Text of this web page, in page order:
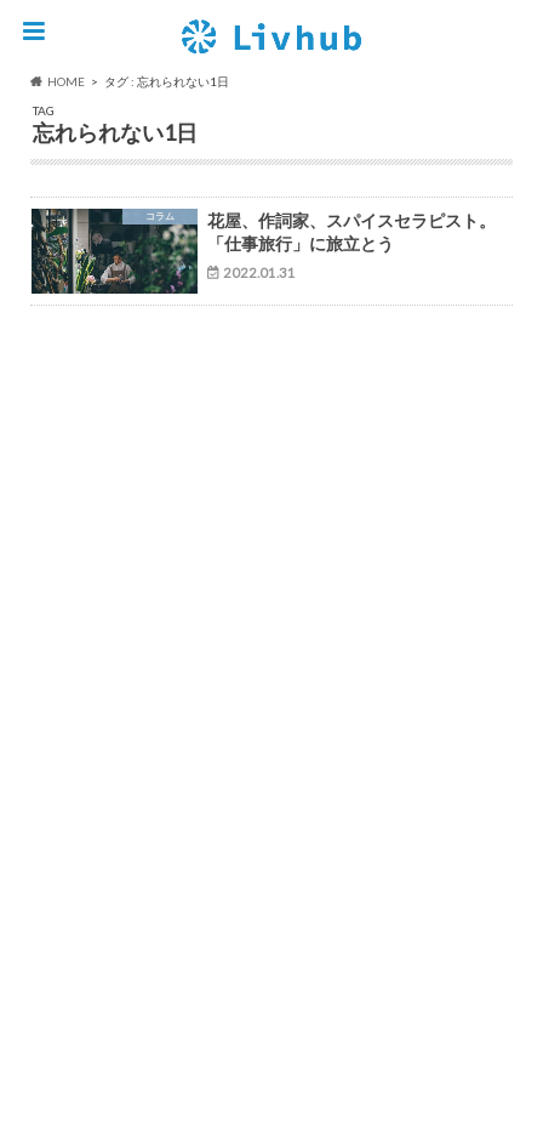
HOME
タグ : 忘れられない1日
TAG
忘れられない1日
コラム
花屋、作詞家、スパイスセラピスト。
「仕事旅行」に旅立とう
2022.01.31